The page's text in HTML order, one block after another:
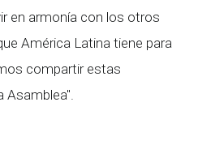
en armonía con los otros
América Latina tiene para
compartir estas
Asamblea".